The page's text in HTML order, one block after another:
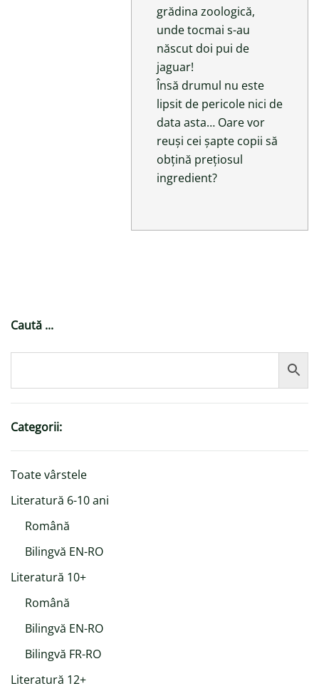
grădina zoologică,
unde tocmai s-au
născut doi pui de
jaguar!
Însă drumul nu este
lipsit de pericole nici de
data asta… Oare vor
reuși cei șapte copii să
obțină prețiosul
ingredient?
Caută ...
Categorii:
Toate vârstele
Literatură 6-10 ani
Română
Bilingvă EN-RO
Literatură 10+
Română
Bilingvă EN-RO
Bilingvă FR-RO
Literatură 12+